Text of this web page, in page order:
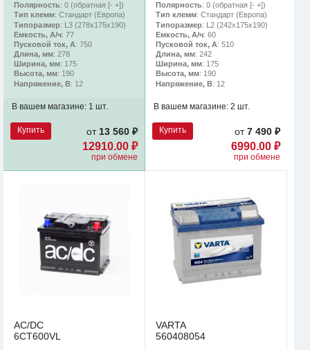
Полярность: 0 (обратная [- +])
Тип клемм: Стандарт (Европа)
Типоразмер: L3 (278х175х190)
Емкость, А/ч: 77
Пусковой ток, А: 750
Длина, мм: 278
Ширина, мм: 175
Высота, мм: 190
Напряжение, В: 12
В вашем магазине: 1 шт.
Купить от13 560 ₽
12910.00 ₽
при обмене
Полярность: 0 (обратная [- +])
Тип клемм: Стандарт (Европа)
Типоразмер: L2 (242х175х190)
Емкость, А/ч: 60
Пусковой ток, А: 510
Длина, мм: 242
Ширина, мм: 175
Высота, мм: 190
Напряжение, В: 12
В вашем магазине: 2 шт.
Купить от7 490 ₽
6990.00 ₽
при обмене
AC/DC
6CT600VL
VARTA
560408054